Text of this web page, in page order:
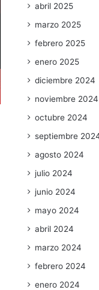
abril 2025
marzo 2025
febrero 2025
enero 2025
diciembre 2024
noviembre 2024
octubre 2024
septiembre
agosto 2024
julio 2024
junio 2024
mayo 2024
abril 2024
marzo 2024
febrero 2024
enero 2024